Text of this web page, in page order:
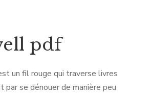
pdf
un fil rouge qui traverse livres
par se dénouer de manière peu